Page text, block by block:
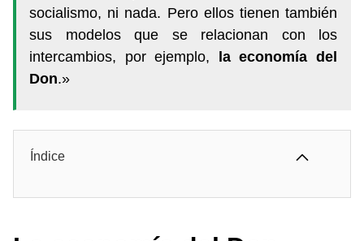
socialismo, ni nada. Pero ellos tienen también
sus modelos que se relacionan con los
intercambios, por ejemplo,
la economía del
Don.»
Índice